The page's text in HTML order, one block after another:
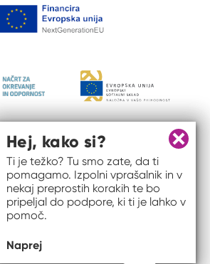
ISSN spletišča: 2820-5960
Zapri
Hej, kako si?
Ti je težko? Tu smo zate, da ti
pomagamo. Izpolni vprašalnik in v
nekaj preprostih korakih te bo
pripeljal do podpore, ki ti je lahko v
pomoč.
Naprej